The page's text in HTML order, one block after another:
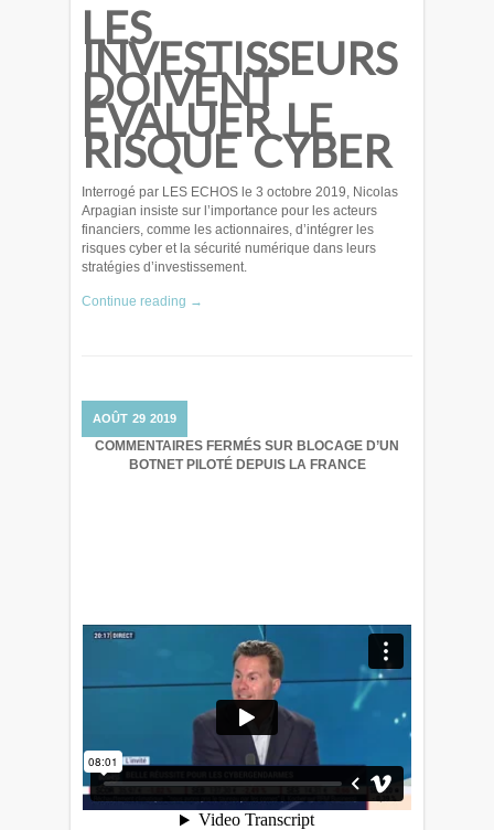
LES
INVESTISSEURS
DOIVENT
ÉVALUER LE
RISQUE CYBER
Interrogé par LES ECHOS le 3 octobre 2019, Nicolas
Arpagian insiste sur l’importance pour les acteurs
financiers, comme les actionnaires, d’intégrer les
risques cyber et la sécurité numérique dans leurs
stratégies d’investissement.
Continue reading →
AOÛT 29 2019
COMMENTAIRES FERMÉS SUR BLOCAGE D’UN
BOTNET PILOTÉ DEPUIS LA FRANCE